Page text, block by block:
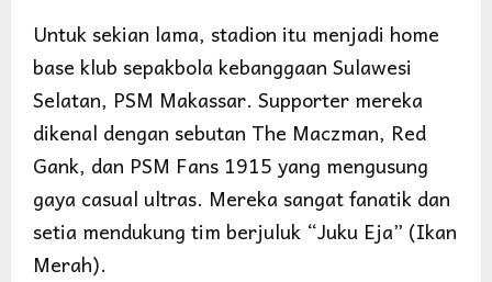
Untuk sekian lama, stadion itu menjadi home
base klub sepakbola kebanggaan Sulawesi
Selatan, PSM Makassar. Supporter mereka
dikenal dengan sebutan The Maczman, Red
Gank, dan PSM Fans 1915 yang mengusung
gaya casual ultras. Mereka sangat fanatik dan
setia mendukung tim berjuluk “Juku Eja” (Ikan
Merah).